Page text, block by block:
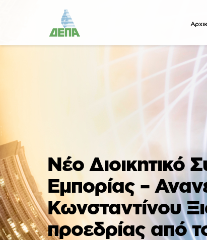
Νέο Διοικητικό
Εμπορίας –
Κωνσταντίνου
προεδρίας από